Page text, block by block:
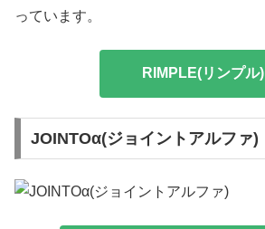
っています。
RIMPLE(リンプル)
JOINTOα(ジョイントアルファ)